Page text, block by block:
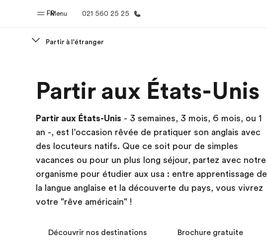
Menu
FR 021 560 25 25
Bienvenue chez EF Nos offres
Partir à l'étranger
Partir aux États-Unis
Partir aux États-Unis - 3 semaines, 3 mois, 6 mois, ou 1
an -, est l’occasion rêvée de pratiquer son anglais avec
des locuteurs natifs. Que ce soit pour de simples
vacances ou pour un plus long séjour, partez avec notre
organisme pour étudier aux usa : entre apprentissage de
la langue anglaise et la découverte du pays, vous vivrez
votre "rêve américain" !
Découvrir nos destinations Brochure gratuite